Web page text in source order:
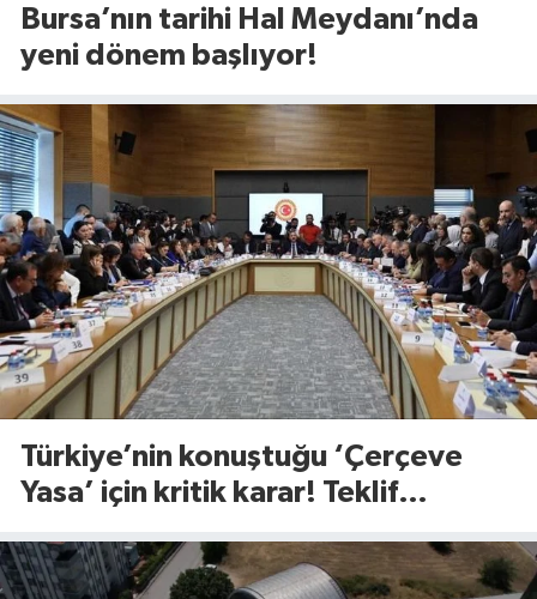
Bursa’nın tarihi Hal Meydanı’nda
yeni dönem başlıyor!
Türkiye’nin konuştuğu ‘Çerçeve
Yasa’ için kritik karar! Teklif